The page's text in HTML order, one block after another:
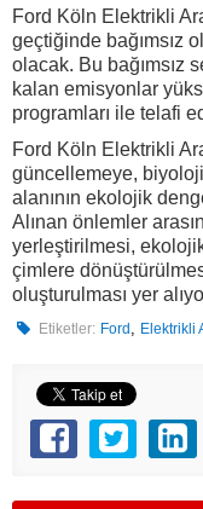
Ford Köln Elektrikli
geçtiğinde bağımsız
olacak. Bu bağımsız
kalan emisyonlar
programları ile telafi
Ford Köln Elektrikli
güncellemeye,
alanının ekolojik
Alınan önlemler
yerleştirilmesi,
çimlere
oluşturulması yer
Etiketler: Ford , Elektrikli